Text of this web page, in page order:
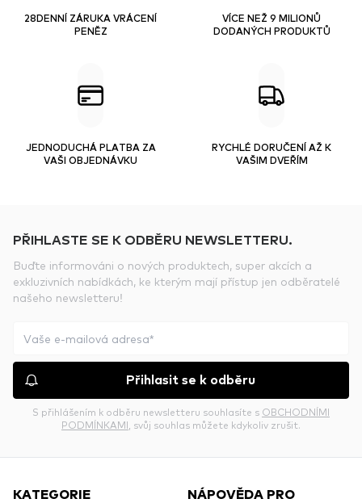
28DENNÍ ZÁRUKA VRÁCENÍ
PENĚZ
VÍCE NEŽ 9 MILIONŮ
DODANÝCH PRODUKTŮ
JEDNODUCHÁ PLATBA ZA
VAŠI OBJEDNÁVKU
RYCHLÉ DORUČENÍ AŽ K
VAŠIM DVEŘÍM
PŘIHLASTE SE K ODBĚRU NEWSLETTERU.
Buďte informováni o nových produktech, super akcích a
exkluzivních nabídkách, ke kterým mají přístup jen odběratelé
našeho newsletteru!
Přihlasit se k odběru
S přihlášením k odběru newsletteru souhlasíte s OBCHODNÍMI
PODMÍNKAMI , svůj souhlas můžete kdykoliv zrušit.
KATEGORIE
NÁPOVĚDA PRO